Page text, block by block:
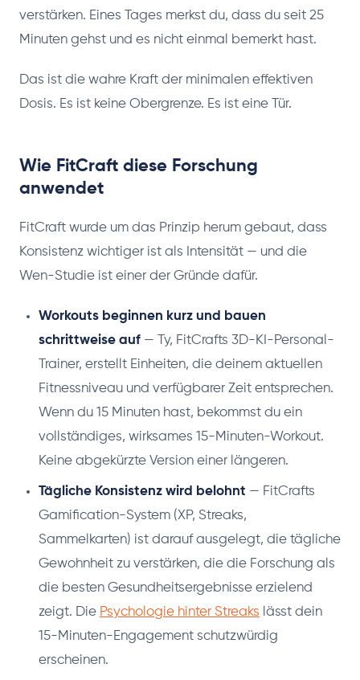
verstärken. Eines Tages merkst du, dass du seit 25
Minuten gehst und es nicht einmal bemerkt hast.
Das ist die wahre Kraft der minimalen effektiven
Dosis. Es ist keine Obergrenze. Es ist eine Tür.
Wie FitCraft diese Forschung
anwendet
FitCraft wurde um das Prinzip herum gebaut, dass
Konsistenz wichtiger ist als Intensität — und die
Wen-Studie ist einer der Gründe dafür.
Workouts beginnen kurz und bauen
schrittweise auf — Ty, FitCrafts 3D-KI-Personal-
Trainer, erstellt Einheiten, die deinem aktuellen
Fitnessniveau und verfügbarer Zeit entsprechen.
Wenn du 15 Minuten hast, bekommst du ein
vollständiges, wirksames 15-Minuten-Workout.
Keine abgekürzte Version einer längeren.
Tägliche Konsistenz wird belohnt — FitCrafts
Gamification-System (XP, Streaks,
Sammelkarten) ist darauf ausgelegt, die tägliche
Gewohnheit zu verstärken, die die Forschung als
die besten Gesundheitsergebnisse erzielend
zeigt. Die Psychologie hinter Streaks lässt dein
15-Minuten-Engagement schutzwürdig
erscheinen.